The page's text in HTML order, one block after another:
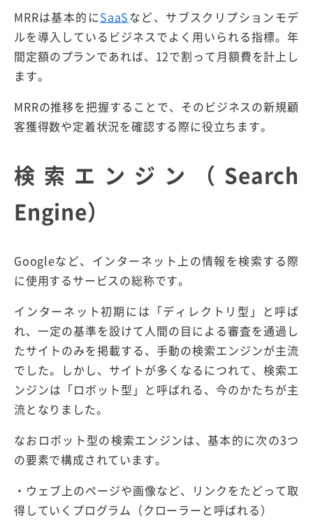
MRRは基本的にSaaSなど、サブスクリプションモデ
ルを導入しているビジネスでよく用いられる指標。年
間定額のプランであれば、12で割って月額費を計上し
ます。
MRRの推移を把握することで、そのビジネスの新規顧
客獲得数や定着状況を確認する際に役立ちます。
検索エンジン（Search
Engine）
Googleなど、インターネット上の情報を検索する際
に使用するサービスの総称です。
インターネット初期には「ディレクトリ型」と呼ば
れ、一定の基準を設けて人間の目による審査を通過し
たサイトのみを掲載する、手動の検索エンジンが主流
でした。しかし、サイトが多くなるにつれて、検索エ
ンジンは「ロボット型」と呼ばれる、今のかたちが主
流となりました。
なおロボット型の検索エンジンは、基本的に次の3つ
の要素で構成されています。
・ウェブ上のページや画像など、リンクをたどって取
得していくプログラム（クローラーと呼ばれる）